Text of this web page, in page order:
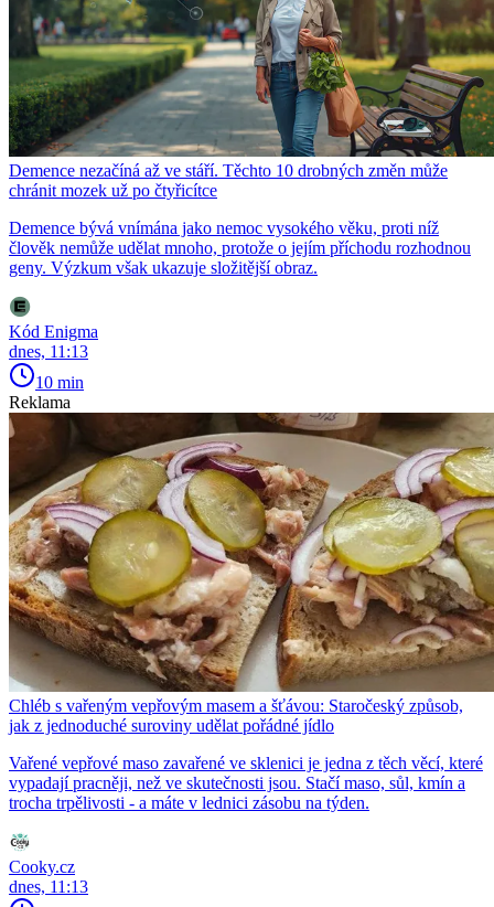
Demence nezačíná až ve stáří. Těchto 10 drobných změn může
chránit mozek už po čtyřicítce
Demence bývá vnímána jako nemoc vysokého věku, proti níž
člověk nemůže udělat mnoho, protože o jejím příchodu rozhodnou
geny. Výzkum však ukazuje složitější obraz.
Kód Enigma
dnes, 11:13
10 min
Reklama
Chléb s vařeným vepřovým masem a šťávou: Staročeský způsob,
jak z jednoduché suroviny udělat pořádné jídlo
Vařené vepřové maso zavařené ve sklenici je jedna z těch věcí, které
vypadají pracněji, než ve skutečnosti jsou. Stačí maso, sůl, kmín a
trocha trpělivosti - a máte v lednici zásobu na týden.
Cooky.cz
dnes, 11:13